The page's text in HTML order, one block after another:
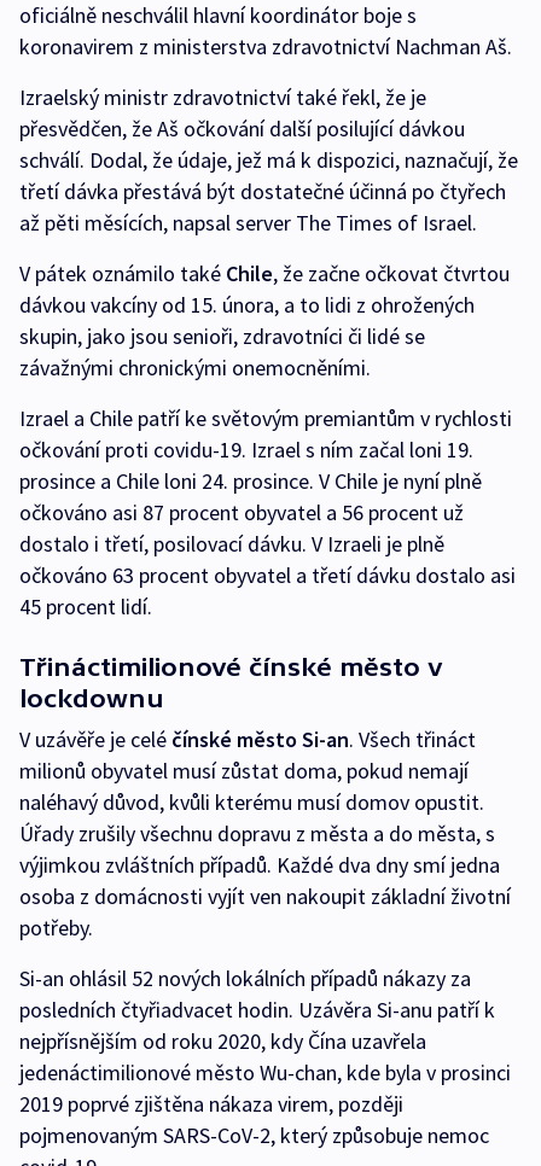
oficiálně neschválil hlavní koordinátor boje s
koronavirem z ministerstva zdravotnictví Nachman Aš.
Izraelský ministr zdravotnictví také řekl, že je
přesvědčen, že Aš očkování další posilující dávkou
schválí. Dodal, že údaje, jež má k dispozici, naznačují, že
třetí dávka přestává být dostatečné účinná po čtyřech
až pěti měsících, napsal server The Times of Israel.
V pátek oznámilo také Chile, že začne očkovat čtvrtou
dávkou vakcíny od 15. února, a to lidi z ohrožených
skupin, jako jsou senioři, zdravotníci či lidé se
závažnými chronickými onemocněními.
Izrael a Chile patří ke světovým premiantům v rychlosti
očkování proti covidu-19. Izrael s ním začal loni 19.
prosince a Chile loni 24. prosince. V Chile je nyní plně
očkováno asi 87 procent obyvatel a 56 procent už
dostalo i třetí, posilovací dávku. V Izraeli je plně
očkováno 63 procent obyvatel a třetí dávku dostalo asi
45 procent lidí.
Třináctimilionové čínské město v
lockdownu
V uzávěře je celé čínské město Si-an. Všech třináct
milionů obyvatel musí zůstat doma, pokud nemají
naléhavý důvod, kvůli kterému musí domov opustit.
Úřady zrušily všechnu dopravu z města a do města, s
výjimkou zvláštních případů. Každé dva dny smí jedna
osoba z domácnosti vyjít ven nakoupit základní životní
potřeby.
Si-an ohlásil 52 nových lokálních případů nákazy za
posledních čtyřiadvacet hodin. Uzávěra Si-anu patří k
nejpřísnějším od roku 2020, kdy Čína uzavřela
jedenáctimilionové město Wu-chan, kde byla v prosinci
2019 poprvé zjištěna nákaza virem, později
pojmenovaným SARS-CoV-2, který způsobuje nemoc